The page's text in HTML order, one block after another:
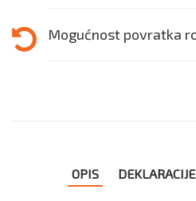
Mogućnost povratka
OPIS DEKLARACIJE